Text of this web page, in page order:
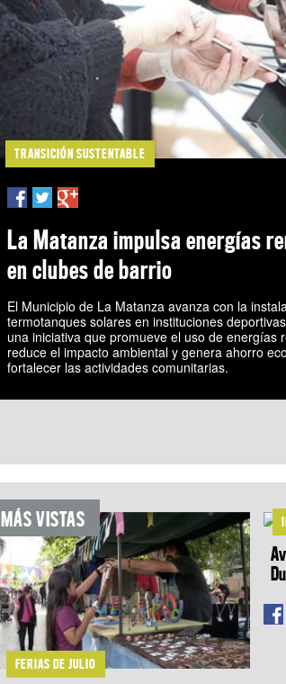
TRANSICIÓN SUSTENTABLE
La Matanza impulsa energías
en clubes de barrio
El Municipio de La Matanza avanza con la
termotanques solares en instituciones
una iniciativa que promueve el uso de energías
reduce el impacto ambiental y genera ahorro
fortalecer las actividades comunitarias.
MÁS VISTAS
FERIAS DE JULIO